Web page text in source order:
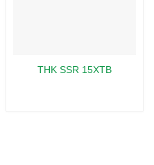
THK SSR 15XTB